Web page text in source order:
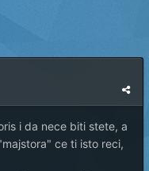
i da nece biti stete, a
ce ti isto reci,